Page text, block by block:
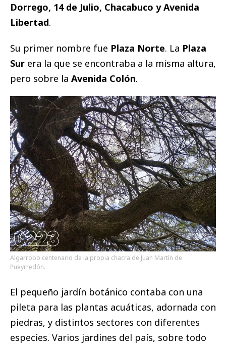
Dorrego, 14 de Julio, Chacabuco y Avenida
Libertad.
Su primer nombre fue Plaza Norte. La Plaza
Sur era la que se encontraba a la misma altura,
pero sobre la Avenida Colón.
Algarrobo centenario de la propia chacra de Juan Martín de
Pueyrredón.
El pequeño jardín botánico contaba con una
pileta para las plantas acuáticas, adornada con
piedras, y distintos sectores con diferentes
especies. Varios jardines del país, sobre todo